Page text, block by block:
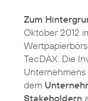
Zum
Oktober 2012
TecDAX. Die
dem
Stakeholdern